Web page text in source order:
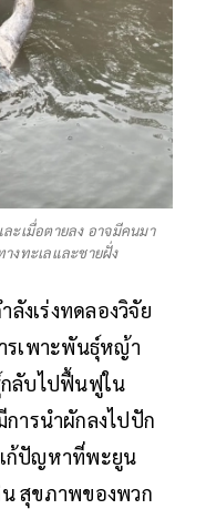
ะเมื่อตายลง อาจมีคนมา
งทะเลและชายฝั่ง
ลังเร่งทดลองวิจัย
รเพาะพันธุ์หญ้า
กลับไปฟื้นฟูใน
ารนำผักลงไปปัก
ก้ปัญหาที่พะยูน
สุขภาพของพวก